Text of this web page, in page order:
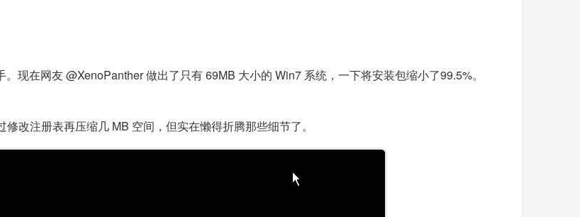
现在网友 @XenoPanther 做出了只有 69MB 大小的 Win7 系统，一下将安装包缩小了99.5%。
改注册表再压缩几 MB 空间，但实在懒得折腾那些细节了。